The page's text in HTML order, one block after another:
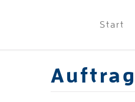
Start